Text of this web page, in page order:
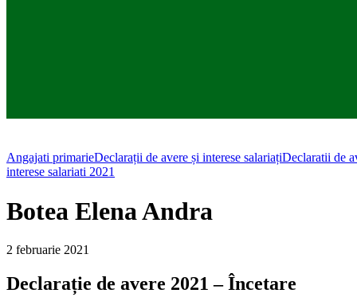
Angajati primarieDeclarații de avere și interese salariațiDeclaratii de
interese salariati 2021
Botea Elena Andra
2 februarie 2021
Declarație de avere 2021 – Încetare